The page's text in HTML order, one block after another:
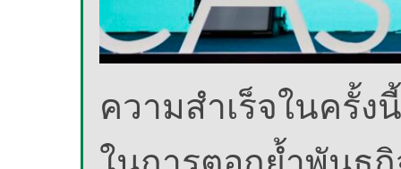
ความสำเร็จในครั้